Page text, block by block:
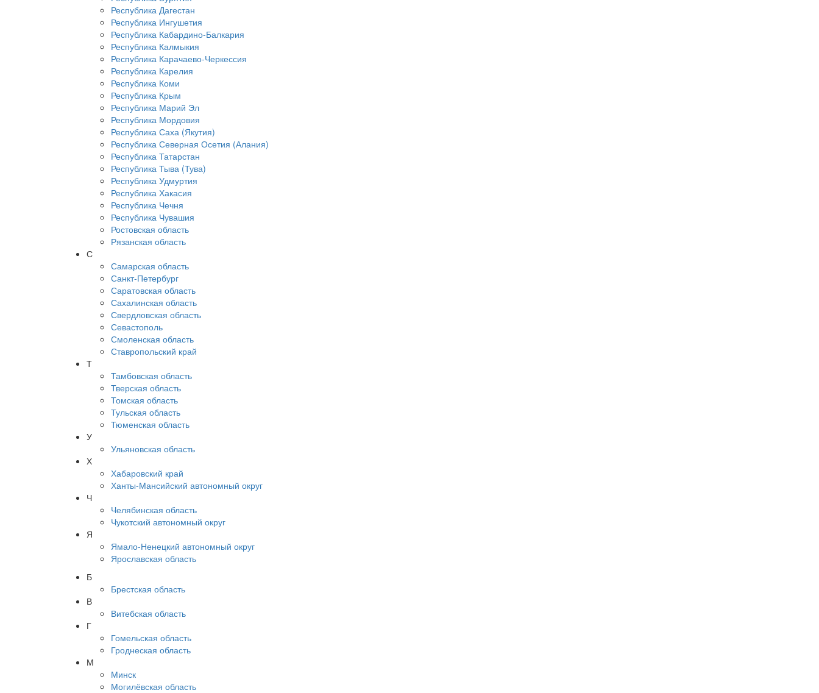
Республика Дагестан
Республика Ингушетия
Республика Кабардино-Балкария
Республика Калмыкия
Республика Карачаево-Черкессия
Республика Карелия
Республика Коми
Республика Крым
Республика Марий Эл
Республика Мордовия
Республика Саха (Якутия)
Республика Северная Осетия (Алания)
Республика Татарстан
Республика Тыва (Тува)
Республика Удмуртия
Республика Хакасия
Республика Чечня
Республика Чувашия
Ростовская область
Рязанская область
С
Самарская область
Санкт-Петербург
Саратовская область
Сахалинская область
Свердловская область
Севастополь
Смоленская область
Ставропольский край
Т
Тамбовская область
Тверская область
Томская область
Тульская область
Тюменская область
У
Ульяновская область
Х
Хабаровский край
Ханты-Мансийский автономный округ
Ч
Челябинская область
Чукотский автономный округ
Я
Ямало-Ненецкий автономный округ
Ярославская область
Б
Брестская область
В
Витебская область
Г
Гомельская область
Гроднеская область
М
Минск
Могилёвская область